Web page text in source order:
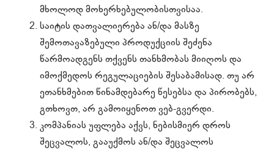
მხოლოდ მოხერხებულობისთვისაა.
საიტის დათვალიერება ან/და მასზე
შემოთავაზებული პროდუქციის შეძენა
წარმოადგენს თქვენს თანხმობას მიიღოს და
იმოქმედოს რეგულაციების შესაბამისად. თუ არ
ეთანხმებით წინამდებარე წესებსა და პირობებს,
გთხოვთ, არ გამოიყენოთ ვებ-გვერდი.
კომპანიას უფლება აქვს, ნებისმიერ დროს
შეცვალოს, გააუქმოს ან/და შეცვალოს